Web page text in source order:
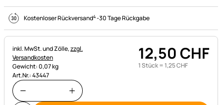
Kostenloser Rückversand4-30 Tage Rückgabe
Steuerhinweis:
inkl. MwSt. und Zölle,zzgl.
Versandkosten
Gewicht: 0,07 kg
Art.Nr.: 43447
12,50 CHF
1 Stück =1,25CHF